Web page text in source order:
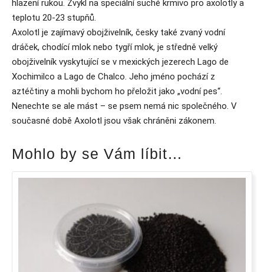
hlazení rukou. Zvykl na speciální suché krmivo pro axolotly a
teplotu 20-23 stupňů.
Axolotl je zajímavý obojživelník, česky také zvaný vodní
dráček, chodící mlok nebo tygří mlok, je středně velký
obojživelník vyskytující se v mexických jezerech Lago de
Xochimilco a Lago de Chalco. Jeho jméno pochází z
aztéčtiny a mohli bychom ho přeložit jako „vodní pes“.
Nenechte se ale mást – se psem nemá nic společného. V
současné době Axolotl jsou však chráněni zákonem.
Mohlo by se Vám líbit…